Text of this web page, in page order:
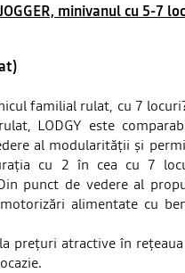
minivanul cu 5-7
familial rulat, cu 7
LODGY este
al modularității și
cu 2 în cea cu 7
punct de vedere al
alimentate cu
prețuri atractive în